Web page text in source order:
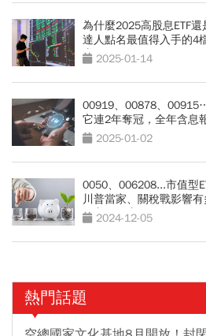
為什麼2025高股息ETF
達人點名最值得入手的4
賺」2025-01-14
00919、00878、
它連2年奪冠，全年含息
2025-01-02
0050、006208...市值型
川普當家、關稅戰影響
攻守兩頭賺
2024-12-05
熱門話題